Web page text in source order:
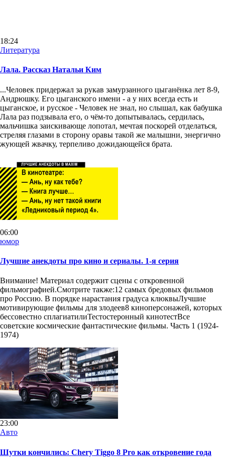
18:24
Литература
Лала. Рассказ Натальи Ким
...Человек придержал за рукав замурзанного цыганёнка лет 8-9,
Андрюшку. Его цыганского имени - а у них всегда есть и
цыганское, и русское - Человек не знал, но слышал, как бабушка
Лала раз подзывала его, о чём-то допытывалась, сердилась,
мальчишка заискивающе лопотал, мечтая поскорей отделаться,
стреляя глазами в сторону оравы такой же малышни, энергично
жующей жвачку, терпеливо дожидающейся брата.
06:00
юмор
Лучшие анекдоты про кино и сериалы. 1-я серия
Внимание! Материал содержит сцены с откровенной
фильмографией.Смотрите также:12 самых бредовых фильмов
про Россию. В порядке нарастания градуса клюквыЛучшие
мотивирующие фильмы для злодеев8 киноперсонажей, которых
бессовестно сплагиатилиТестостеронный кинотестВсе
советские космические фантастические фильмы. Часть 1 (1924-
1974)
23:00
Авто
Шутки кончились: Chery Tiggo 8 Pro как откровение года